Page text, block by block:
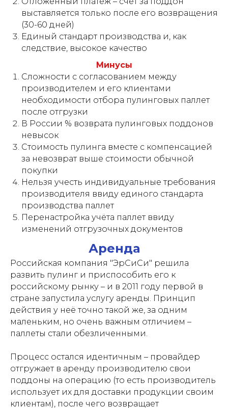
выставляется только после его возвращения
(30-60 дней)
Единый стандарт производства и, как
следствие, высокое качество
Минусы
Сложности с согласованием между
производителем и его клиентами
необходимости отбора пулинговых паллет
после отгрузки
В России % возврата пулинговых поддонов
невысок
Стоимость пулинга вместе с компенсацией
за невозврат выше стоимости обычной
покупки
Нельзя учесть индивидуальные требования
производителя ввиду единого стандарта
производства паллет
Перенастройка учёта паллет ввиду
изменений отгрузочных документов
Аренда
Российская компания "ЭрСиСи" решила
развить пулинг и приспособить его к
российскому рынку – и в 2011 году первой в
стране запустила услугу аренды. Принцип
действия у неё точно такой же, за одним
маленьким, но очень важным отличием –
паллеты стали обезличенными.
Процесс остался идентичным – провайдер
отгружает в аренду производителю свои
поддоны на операцию (то есть производитель
использует их для доставки продукции своим
клиентам), после чего возвращает